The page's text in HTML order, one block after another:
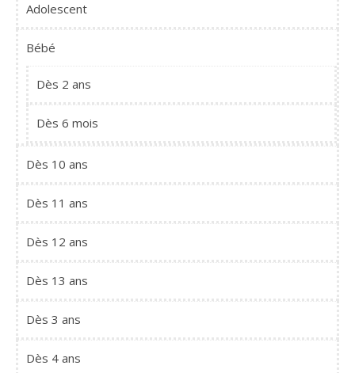
Adolescent
Bébé
Dès 2 ans
Dès 6 mois
Dès 10 ans
Dès 11 ans
Dès 12 ans
Dès 13 ans
Dès 3 ans
Dès 4 ans